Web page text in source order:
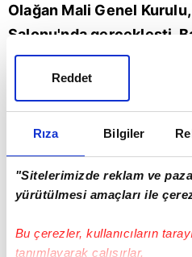
Rıza Bilgiler
"Sitelerimizde reklam ve
yürütülmesi amaçları ile
Bu çerezler, kullanıcıların
tanımlayarak çalışırlar.
Reddet
Olağan Mali Genel
Salonu'nda gerçekleşti.
konuşması esnasında
kavga çıktı. Çıkan
verildi. İşte o anlar... (FB